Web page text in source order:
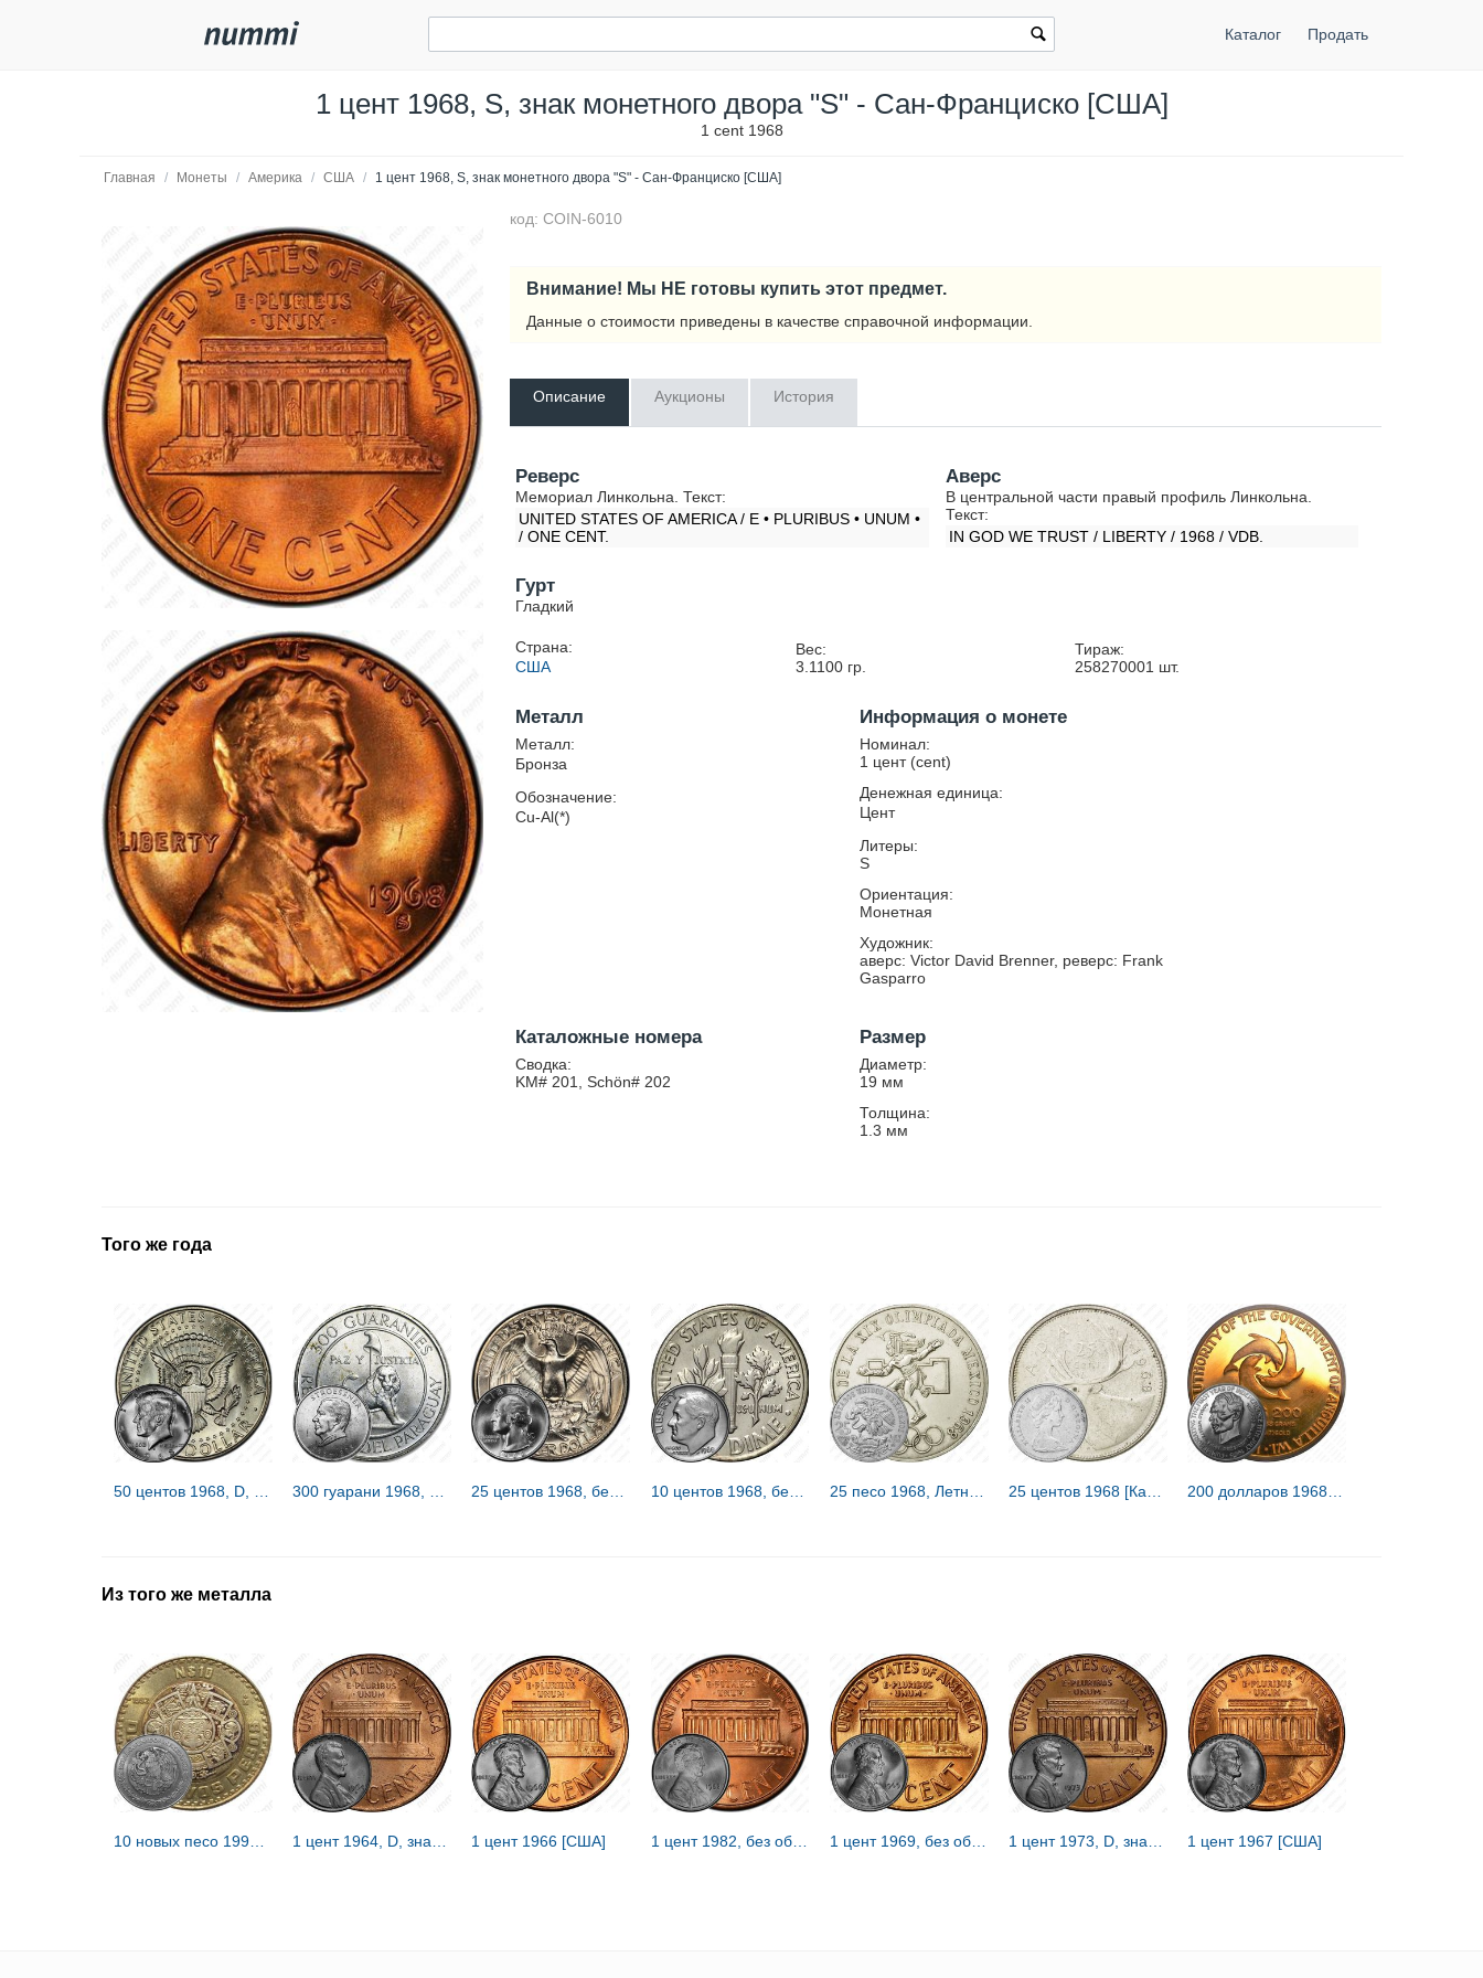
Каталог Продать
1 цент 1968, S, знак монетного двора "S" - Сан-Франциско [США]
1 cent 1968
Главная / Монеты / Америка / США / 1 цент 1968, S, знак монетного двора "S" - Сан-Франциско [США]
код: COIN-6010
Внимание! Мы НЕ готовы купить этот предмет.
Данные о стоимости приведены в качестве справочной информации.
Описание Аукционы История
Реверс
Мемориал Линкольна. Текст:
UNITED STATES OF AMERICA / E • PLURIBUS • UNUM •
/ ONE CENT.
Аверс
В центральной части правый профиль Линкольна.
Текст:
IN GOD WE TRUST / LIBERTY / 1968 / VDB.
Гурт
Гладкий
Страна:
США
Вес:
3.1100гр.
Тираж:
258270001 шт.
Металл
Металл:
Бронза
Обозначение:
Cu-Al(*)
Информация о монете
Номинал:
1 цент (cent)
Денежная единица:
Цент
Литеры:
S
Ориентация:
Монетная
Художник:
аверс: Victor David Brenner, реверс: Frank
Gasparro
Каталожные номера
Сводка:
KM# 201, Schön# 202
Размер
Диаметр:
19 мм
Толщина:
1.3 мм
Того же года
10 центов 1968, без обозначения монетного двора [США]
Из того же металла
1 цент 1966 [США] 1 цент 1982, без обозначения монетного двора [США] 1 цент 1969, без обозначения монетного двора [США] 1 цент 1967 [США]